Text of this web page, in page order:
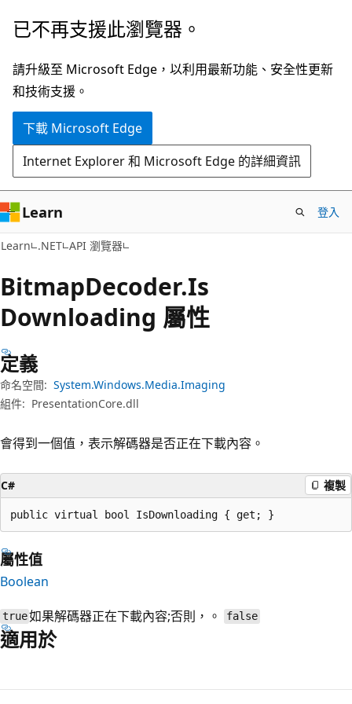
跳
主
要
內
跳
頁
面
內
覽
已不再支援此瀏覽器。
請升級至 Microsoft Edge，以利用最新功能、安全性更新
和技術支援。
下載 Microsoft Edge
Internet Explorer 和 Microsoft Edge 的詳細資訊
Learn 登入
Learn .NET API 瀏覽器
BitmapDecoder.Is
Downloading 屬性
定義
命名空間: System.Windows.Media.Imaging
組件: PresentationCore.dll
會得到一個值，表示解碼器是否正在下載內容。
C# 複製
public virtual bool IsDownloading { get; }
屬性值
Boolean
true如果解碼器正在下載內容;否則，。 false
適用於
讀